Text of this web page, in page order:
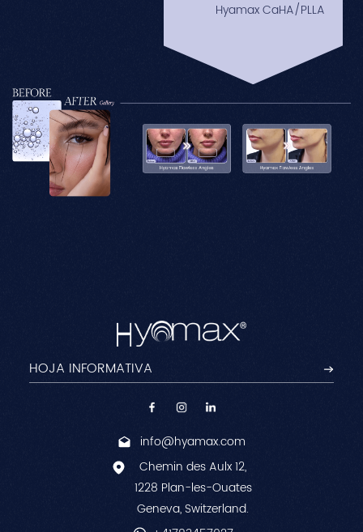
Hyamax CaHA/PLLA
info@hyamax.com
Chemin des Aulx 12,
1228 Plan-les-Ouates
Geneva, Switzerland.